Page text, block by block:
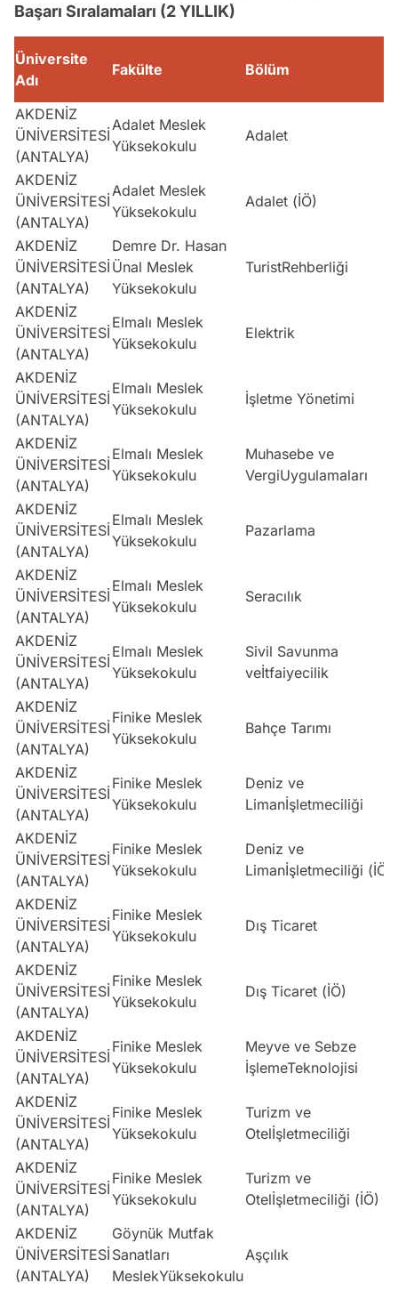
Başarı Sıralamaları (2 YILLIK)
Üniversite
Adı
Fakülte Bölüm
AKDENİZ
ÜNİVERSİTESİ
(ANTALYA)
Adalet Meslek
Yüksekokulu
Adalet
AKDENİZ
ÜNİVERSİTESİ
(ANTALYA)
Adalet Meslek
Yüksekokulu
Adalet (İÖ)
AKDENİZ
ÜNİVERSİTESİ
(ANTALYA)
Demre Dr. Hasan
Ünal Meslek
Yüksekokulu
TuristRehberliği
AKDENİZ
ÜNİVERSİTESİ
(ANTALYA)
Elmalı Meslek
Yüksekokulu
Elektrik
AKDENİZ
ÜNİVERSİTESİ
(ANTALYA)
Elmalı Meslek
Yüksekokulu
İşletme Yönetimi
AKDENİZ
ÜNİVERSİTESİ
(ANTALYA)
Elmalı Meslek
Yüksekokulu
Muhasebe ve
VergiUygulamaları
AKDENİZ
ÜNİVERSİTESİ
(ANTALYA)
Elmalı Meslek
Yüksekokulu
Pazarlama
AKDENİZ
ÜNİVERSİTESİ
(ANTALYA)
Elmalı Meslek
Yüksekokulu
Seracılık
AKDENİZ
ÜNİVERSİTESİ
(ANTALYA)
Elmalı Meslek
Yüksekokulu
Sivil Savunma
veİtfaiyecilik
AKDENİZ
ÜNİVERSİTESİ
(ANTALYA)
Finike Meslek
Yüksekokulu
Bahçe Tarımı
AKDENİZ
ÜNİVERSİTESİ
(ANTALYA)
Finike Meslek
Yüksekokulu
Deniz ve
Limanİşletmeciliği
AKDENİZ
ÜNİVERSİTESİ
(ANTALYA)
Finike Meslek
Yüksekokulu
Deniz ve
Limanİşletmeciliği (İÖ)
AKDENİZ
ÜNİVERSİTESİ
(ANTALYA)
Finike Meslek
Yüksekokulu
Dış Ticaret
AKDENİZ
ÜNİVERSİTESİ
(ANTALYA)
Finike Meslek
Yüksekokulu
Dış Ticaret (İÖ)
AKDENİZ
ÜNİVERSİTESİ
(ANTALYA)
Finike Meslek
Yüksekokulu
Meyve ve Sebze
İşlemeTeknolojisi
AKDENİZ
ÜNİVERSİTESİ
(ANTALYA)
Finike Meslek
Yüksekokulu
Turizm ve
Otelİşletmeciliği
AKDENİZ
ÜNİVERSİTESİ
(ANTALYA)
Finike Meslek
Yüksekokulu
Turizm ve
Otelİşletmeciliği (İÖ)
AKDENİZ
ÜNİVERSİTESİ
(ANTALYA)
Göynük Mutfak
Sanatları
MeslekYüksekokulu
Aşçılık